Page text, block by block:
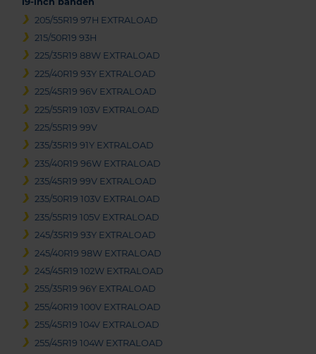
205/55R19 97H EXTRALOAD
215/50R19 93H
225/35R19 88W EXTRALOAD
225/40R19 93Y EXTRALOAD
225/45R19 96V EXTRALOAD
225/55R19 103V EXTRALOAD
225/55R19 99V
235/35R19 91Y EXTRALOAD
235/40R19 96W EXTRALOAD
235/45R19 99V EXTRALOAD
235/50R19 103V EXTRALOAD
235/55R19 105V EXTRALOAD
245/35R19 93Y EXTRALOAD
245/40R19 98W EXTRALOAD
245/45R19 102W EXTRALOAD
255/35R19 96Y EXTRALOAD
255/40R19 100V EXTRALOAD
255/45R19 104V EXTRALOAD
255/45R19 104W EXTRALOAD